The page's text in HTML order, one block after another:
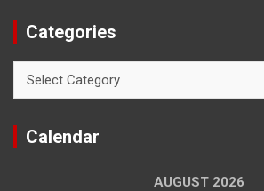
Categories
Calendar
AUGUST 2026